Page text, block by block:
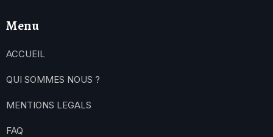
Menu
ACCUEIL
QUI SOMMES NOUS ?
MENTIONS LEGALS
FAQ